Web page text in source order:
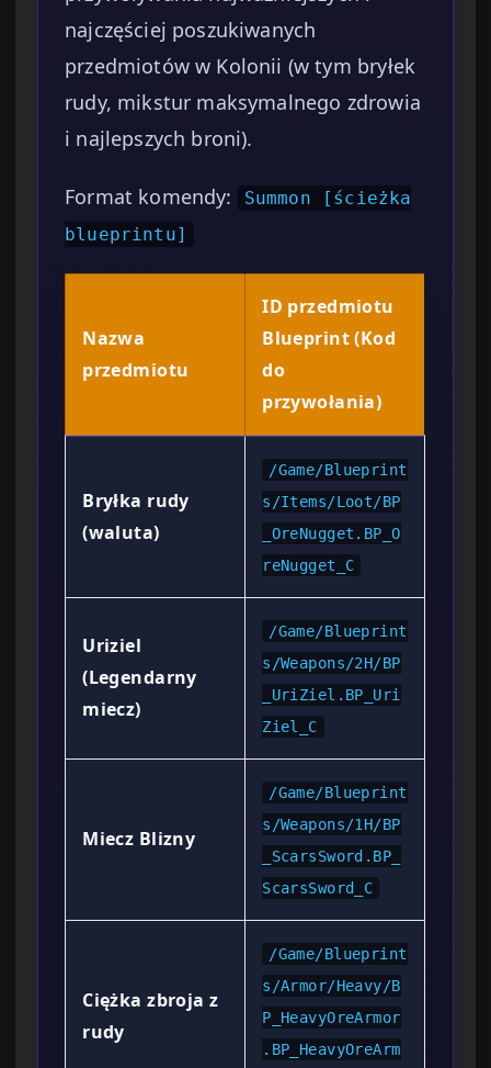
najczęściej poszukiwanych
przedmiotów w Kolonii (w tym bryłek
rudy, mikstur maksymalnego zdrowia
i najlepszych broni).
Format komendy:
Summon [ścieżka
blueprintu]
Nazwa
przedmiotu
ID przedmiotu
Blueprint (Kod
do
przywołania)
Bryłka rudy
(waluta)
/Game/Blueprint
s/Items/Loot/BP
_OreNugget.BP_O
reNugget_C
Uriziel
(Legendarny
miecz)
/Game/Blueprint
s/Weapons/2H/BP
_UriZiel.BP_Uri
Ziel_C
Miecz Blizny
/Game/Blueprint
s/Weapons/1H/BP
_ScarsSword.BP_
ScarsSword_C
Ciężka zbroja z
rudy
/Game/Blueprint
s/Armor/Heavy/B
P_HeavyOreArmor
.BP_HeavyOreArm